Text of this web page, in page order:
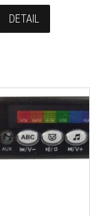
DETAIL